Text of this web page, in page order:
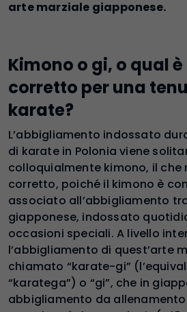
arte marziale giapponese.
Kimono o gi, o qual
corretto per una
karate?
L’abbigliamento indossato
di karate in Polonia viene
colloquialmente kimono, il che
corretto, poiché il kimono è
associato all’abbigliamento
giapponese, indossato
occasioni speciali. A livello
l’abbigliamento di quest’arte
chiamato “karate-gi”
“karatega”) o “gi”, che in
abbigliamento da